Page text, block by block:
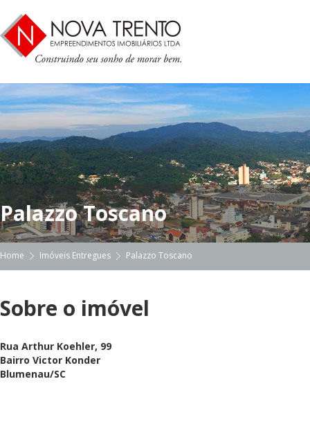
Palazzo Toscano
Home Imóveis Entregues Palazzo Toscano
Sobre o imóvel
Rua Arthur Koehler, 99
Bairro Victor Konder
Blumenau/SC